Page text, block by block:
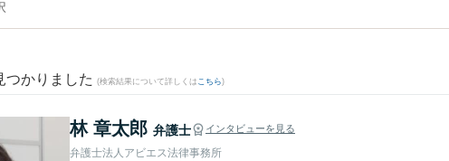
つかりました (検索結果について詳しくは こちら)
林 章太郎 弁護士 インタビューを見る
弁護士法人アビエス法律事務所